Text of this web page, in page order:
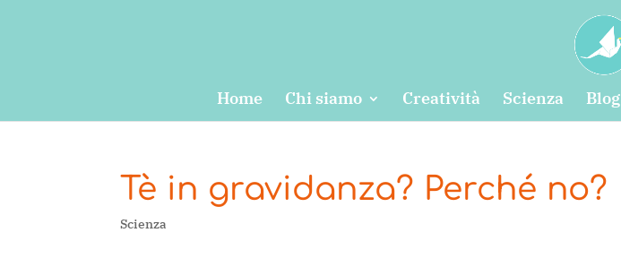
Home Chi siamo Creatività Scienza Blog
Tè in gravidanza? Perché no?
Scienza